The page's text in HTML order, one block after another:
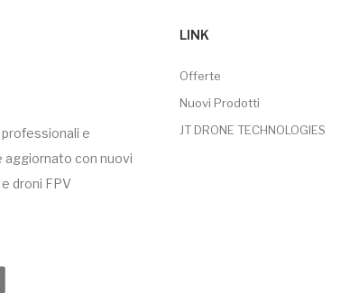
e
aggiornato con nuovi
droni FPV
LINK
Offerte
Nuovi Prodotti
JT DRONE TECHNOLOGIES